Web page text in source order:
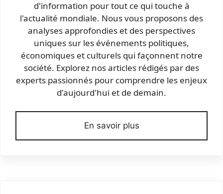
d'information pour tout ce qui touche à
l'actualité mondiale. Nous vous proposons des
analyses approfondies et des perspectives
uniques sur les événements politiques,
économiques et culturels qui façonnent notre
société. Explorez nos articles rédigés par des
experts passionnés pour comprendre les enjeux
d'aujourd'hui et de demain.
En savoir plus